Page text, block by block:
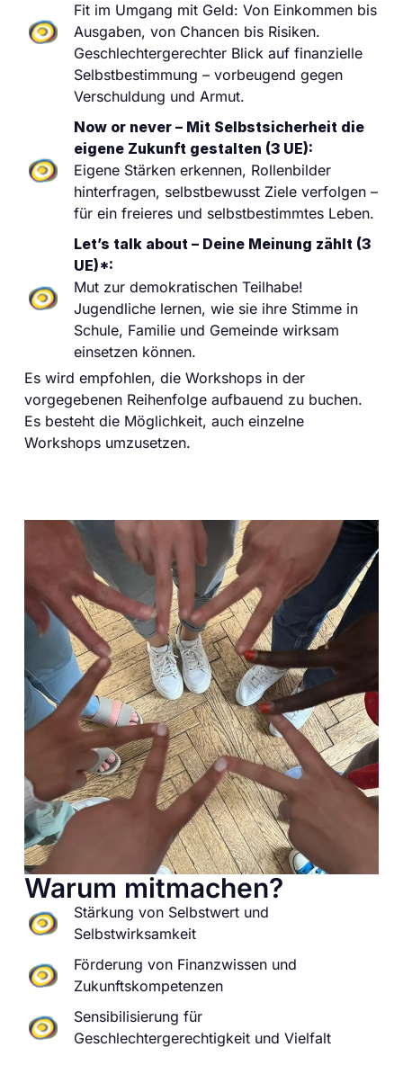
Fit im Umgang mit Geld: Von Einkommen bis
Ausgaben, von Chancen bis Risiken.
Geschlechtergerechter Blick auf finanzielle
Selbstbestimmung – vorbeugend gegen
Verschuldung und Armut.
Now or never – Mit Selbstsicherheit die
eigene Zukunft gestalten (3 UE):
Eigene Stärken erkennen, Rollenbilder
hinterfragen, selbstbewusst Ziele verfolgen –
für ein freieres und selbstbestimmtes Leben.
Let’s talk about – Deine Meinung zählt (3
UE)*:
Mut zur demokratischen Teilhabe!
Jugendliche lernen, wie sie ihre Stimme in
Schule, Familie und Gemeinde wirksam
einsetzen können.
Es wird empfohlen, die Workshops in der
vorgegebenen Reihenfolge aufbauend zu buchen.
Es besteht die Möglichkeit, auch einzelne
Workshops umzusetzen.
Warum mitmachen?
Stärkung von Selbstwert und
Selbstwirksamkeit
Förderung von Finanzwissen und
Zukunftskompetenzen
Sensibilisierung für
Geschlechtergerechtigkeit und Vielfalt